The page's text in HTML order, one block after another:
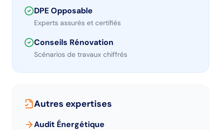
DPE Opposable
Experts assurés et certifiés
Conseils Rénovation
Scénarios de travaux chiffrés
Autres expertises
Audit Énergétique